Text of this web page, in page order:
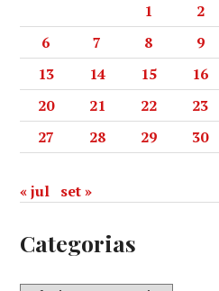
1 2
6
7 8 9
13
14 15 16
20
21 22 23
27
28 29 30
« jul set »
Categorias